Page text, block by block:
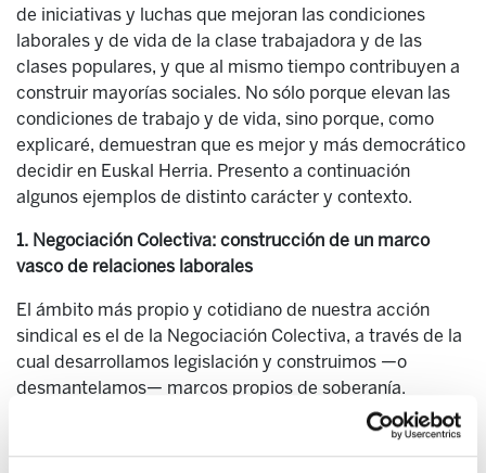
de iniciativas y luchas que mejoran las condiciones
laborales y de vida de la clase trabajadora y de las
clases populares, y que al mismo tiempo contribuyen a
construir mayorías sociales. No sólo porque elevan las
condiciones de trabajo y de vida, sino porque, como
explicaré, demuestran que es mejor y más democrático
decidir en Euskal Herria. Presento a continuación
algunos ejemplos de distinto carácter y contexto.
1. Negociación Colectiva: construcción de un marco
vasco de relaciones laborales
El ámbito más propio y cotidiano de nuestra acción
sindical es el de la Negociación Colectiva, a través de la
cual desarrollamos legislación y construimos —o
desmantelamos— marcos propios de soberanía.
1.1. Comedores colectivos: recuperación y blindaje de un
convenio propio